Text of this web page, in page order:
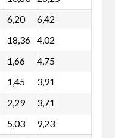
6,20 6,42
18,36 4,02
1,66 4,75
1,45 3,91
2,29 3,71
5,03 9,23